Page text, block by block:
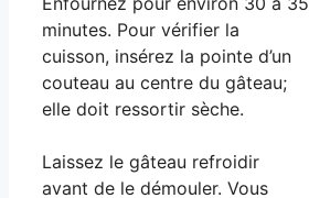
minutes. Pour vérifier la
cuisson, insérez la pointe d’un
couteau au centre du gâteau;
elle doit ressortir sèche.
Laissez le gâteau refroidir
avant de le démouler. Vous